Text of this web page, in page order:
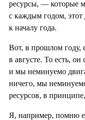
ресурсы, — которые
с каждым годом, этот
к началу года.
Вот, в прошлом году,
в августе. То есть, он
и мы неминуемо
ничего, мы
ресурсов, в
Я, например, помню